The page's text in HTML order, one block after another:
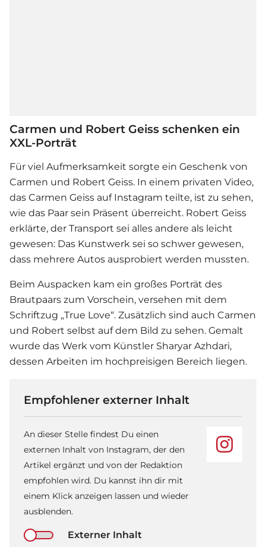
Carmen und Robert Geiss schenken ein
XXL-Porträt
Für viel Aufmerksamkeit sorgte ein Geschenk von
Carmen und Robert Geiss. In einem privaten Video,
das Carmen Geiss auf Instagram teilte, ist zu sehen,
wie das Paar sein Präsent überreicht. Robert Geiss
erklärte, der Transport sei alles andere als leicht
gewesen: Das Kunstwerk sei so schwer gewesen,
dass mehrere Autos ausprobiert werden mussten.
Beim Auspacken kam ein großes Porträt des
Brautpaars zum Vorschein, versehen mit dem
Schriftzug „True Love“. Zusätzlich sind auch Carmen
und Robert selbst auf dem Bild zu sehen. Gemalt
wurde das Werk vom Künstler Sharyar Azhdari,
dessen Arbeiten im hochpreisigen Bereich liegen.
Empfohlener externer Inhalt
An dieser Stelle findest Du einen
externen Inhalt von Instagram, der den
Artikel ergänzt und von der Redaktion
empfohlen wird. Du kannst ihn dir mit
einem Klick anzeigen lassen und wieder
ausblenden.
Externer Inhalt